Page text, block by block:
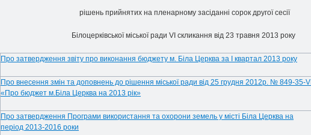
piшень прийнятих на пленарному засiданні сорок другої сесії
Білоцерківської міської ради VІ скликання від 23 травня 2013 року
Про затвердження звіту про виконання бюджету м. Біла Церква за І квартал 2013 року
Про внесення змін та доповнень до рішення міської ради від 25 грудня 2012р. № 849-35-VІ
«Про бюджет м.Біла Церква на 2013 рік»
Про затвердження Програми використання та охорони земель у місті Біла Церква на
період 2013-2016 роки